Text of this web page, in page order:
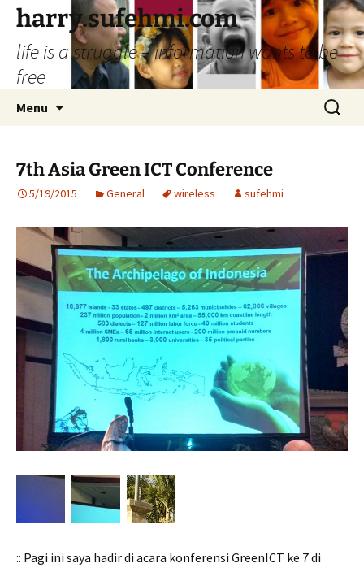
Skip
content
harry.sufehmi.com
life is a struggle – information wants to be
free
Menu
Search
for:
7th Asia Green ICT Conference
5/19/2015 General wireless sufehmi
:: Pagi ini saya hadir di acara konferensi GreenICT ke 7 di